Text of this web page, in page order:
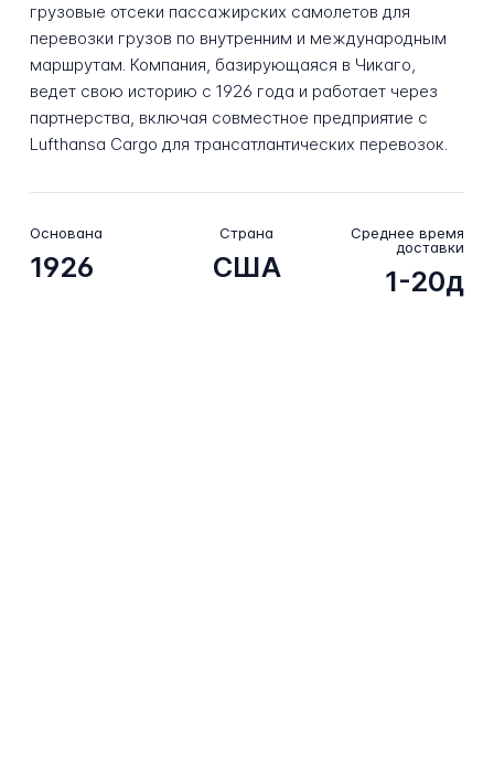
грузовые отсеки пассажирских самолетов для
перевозки грузов по внутренним и международным
маршрутам. Компания, базирующаяся в Чикаго,
ведет свою историю с 1926 года и работает через
партнерства, включая совместное предприятие с
Lufthansa Cargo для трансатлантических перевозок.
Основана
1926
Страна
США
Среднее время
доставки
1-20д